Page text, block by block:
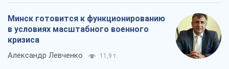
Минск готовится к функционированию
в условиях масштабного военного
кризиса
Александр Левченко 11,9 т.